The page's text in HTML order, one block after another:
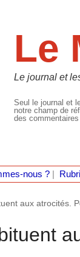
Le
Le journal et
Seul le journal et
notre champ de
des
nous ?|
aux atrocités.